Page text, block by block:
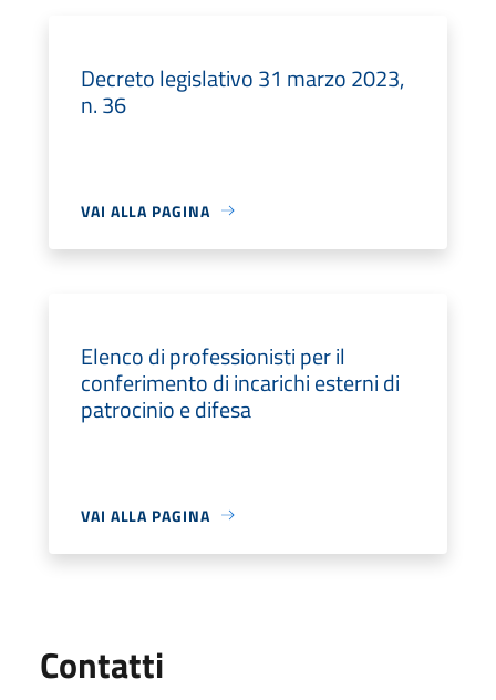
Decreto legislativo 31 marzo 2023,
n. 36
VAI ALLA PAGINA
Elenco di professionisti per il
conferimento di incarichi esterni di
patrocinio e difesa
VAI ALLA PAGINA
Contatti